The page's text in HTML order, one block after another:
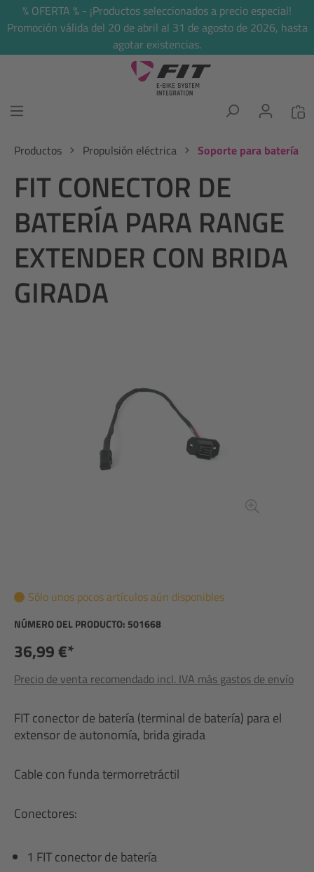
principal
% OFERTA % - ¡Productos seleccionados a precio especial!
Promoción válida del 20 de abril al 31 de agosto de 2026, hasta
agotar existencias.
Productos Propulsión eléctrica Soporte para batería
FIT CONECTOR DE
BATERÍA PARA RANGE
EXTENDER CON BRIDA
GIRADA
Sólo unos pocos artículos aún disponibles
NÚMERO DEL PRODUCTO: 501668
36,99 €*
Precio de venta recomendado incl. IVA más gastos de envío
FIT conector de batería (terminal de batería) para el
extensor de autonomía, brida girada
Cable con funda termorretráctil
Conectores:
1 FIT conector de batería